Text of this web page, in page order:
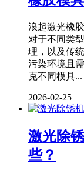
浪起激光橡
对于不同类
理，以及传
污染环境且
克不同模具...
2026-02-25
激光除
些？